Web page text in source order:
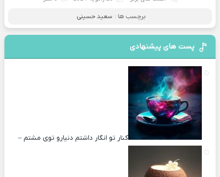
برچسب ها : سعید حسینی
پست های پیشنهادی
کنار تو انگار داشتم دنیارو توی مشتم –